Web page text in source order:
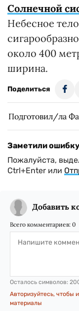
Солнечной
Небесное
около 400
ширина.
Поделиться
Подготовил/ла
Заметили
Пожалуйста,
Ctrl+Enter или
Добавить
Всего комментариев: 0
Осталось символов:
Авторизуйтесь, чтобы
материалы